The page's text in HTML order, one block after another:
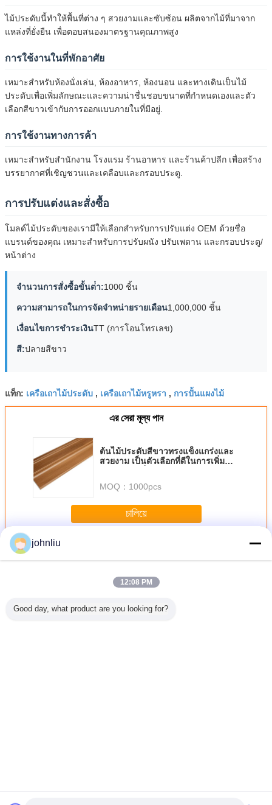
ไม้ประดับนี้ทําให้พื้นที่ต่าง ๆ สวยงามและซับซ้อน ผลิตจากไม้ที่มาจาก
แหล่งที่ยั่งยืน เพื่อตอบสนองมาตรฐานคุณภาพสูง
การใช้งานในที่พักอาศัย
เหมาะสําหรับห้องนั่งเล่น, ห้องอาหาร, ห้องนอน และทางเดินเป็นไม้
ประดับเพื่อเพิ่มลักษณะและความน่าชื่นชอบขนาดที่กําหนดเองและตัว
เลือกสีขาวเข้ากับการออกแบบภายในที่มีอยู่.
การใช้งานทางการค้า
เหมาะสําหรับสํานักงาน โรงแรม ร้านอาหาร และร้านค้าปลีก เพื่อสร้าง
บรรยากาศที่เชิญชวนและเคลือบและกรอบประตู.
การปรับแต่งและสั่งซื้อ
โมลด์ไม้ประดับของเรามีให้เลือกสําหรับการปรับแต่ง OEM ด้วยชื่อ
แบรนด์ของคุณ เหมาะสําหรับการปรับผนัง ปรับเพดาน และกรอบประตู/
หน้าต่าง
จํานวนการสั่งซื้อขั้นต่ํา:1000 ชิ้น
ความสามารถในการจัดจําหน่ายรายเดือน1,000,000 ชิ้น
เงื่อนไขการชําระเงินTT (การโอนโทรเลข)
สี:ปลายสีขาว
แท็ก: เครือเถาไม้ประดับ , เครือเถาไม้หรูหรา , การปั้นแผงไม้
এর সেরা মূল্য পান
ต้นไม้ประดับสีขาวทรงแข็งแกร่งและ
สวยงาม เป็นตัวเลือกที่ดีในการเพิ่ม
MOQ： 1000pcs
চালিয়ে
มากกว่าเครือเถาไม้ตกแต่ง
johnliu
12:08 PM
Good day, what product are you looking for?